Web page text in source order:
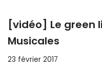
[vidéo] Le green
Musicales
23 février 2017